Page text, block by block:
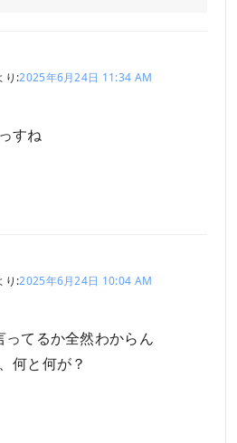
り:2025年6月24日 11:34 AM
すね
り:2025年6月24日 10:04 AM
てるか全然わからん
何と何が？